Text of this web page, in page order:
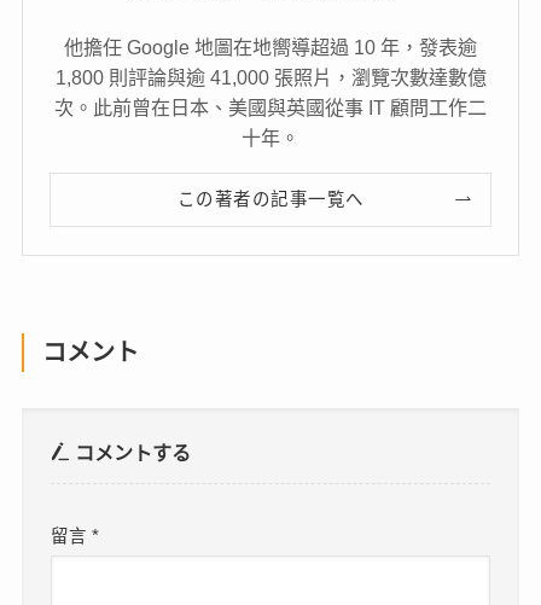
他擔任 Google 地圖在地嚮導超過 10 年，發表逾
1,800 則評論與逾 41,000 張照片，瀏覽次數達數億
次。此前曾在日本、美國與英國從事 IT 顧問工作二
十年。
この著者の記事一覧へ
コメント
コメントする
留言*